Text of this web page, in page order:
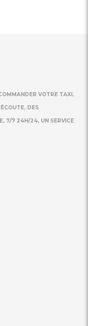
VOTRE TAXI,
DES
7/7 24H/24, UN SERVICE